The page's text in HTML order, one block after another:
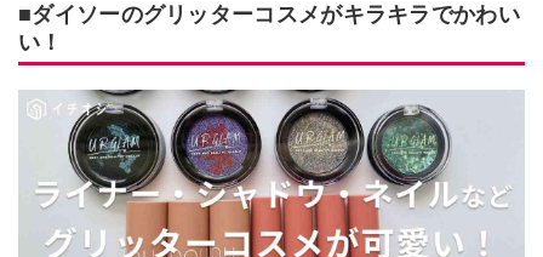
■ダイソーのグリッターコスメがキラキラでかわい
い！